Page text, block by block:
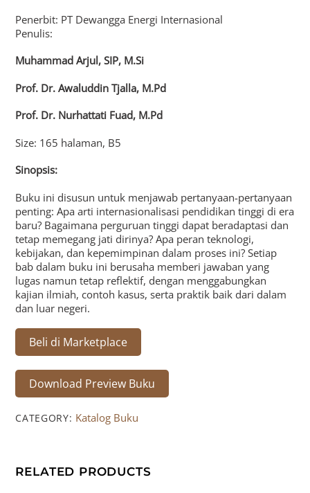
Penerbit: PT Dewangga Energi Internasional
Penulis:
Muhammad Arjul, SIP, M.Si
Prof. Dr. Awaluddin Tjalla, M.Pd
Prof. Dr. Nurhattati Fuad, M.Pd
Size: 165 halaman, B5
Sinopsis:
Buku ini disusun untuk menjawab pertanyaan-pertanyaan
penting: Apa arti internasionalisasi pendidikan tinggi di era
baru? Bagaimana perguruan tinggi dapat beradaptasi dan
tetap memegang jati dirinya? Apa peran teknologi,
kebijakan, dan kepemimpinan dalam proses ini? Setiap
bab dalam buku ini berusaha memberi jawaban yang
lugas namun tetap reflektif, dengan menggabungkan
kajian ilmiah, contoh kasus, serta praktik baik dari dalam
dan luar negeri.
Beli di Marketplace
Download Preview Buku
CATEGORY: Katalog Buku
RELATED PRODUCTS